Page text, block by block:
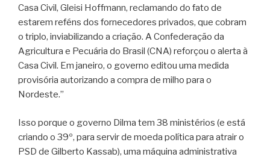
Casa Civil, Gleisi Hoffmann, reclamando do fato de
estarem reféns dos fornecedores privados, que cobram
o triplo, inviabilizando a criação. A Confederação da
Agricultura e Pecuária do Brasil (CNA) reforçou o alerta à
Casa Civil. Em janeiro, o governo editou uma medida
provisória autorizando a compra de milho para o
Nordeste.”
Isso porque o governo Dilma tem 38 ministérios (e está
criando o 39º, para servir de moeda política para atrair o
PSD de Gilberto Kassab), uma máquina administrativa